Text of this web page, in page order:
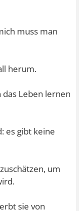
muss man
herum.
das Leben lernen
es gibt keine
um
sie von